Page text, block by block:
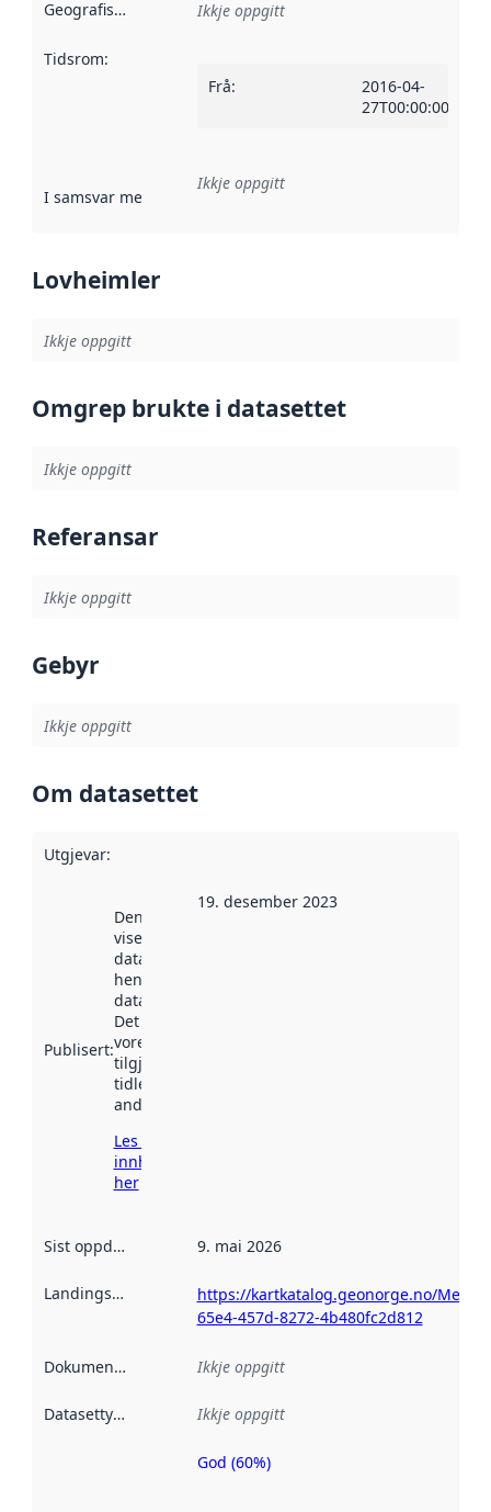
Geografisk område Ikkje oppgitt
Tidsrom:
Frå:
2016-04-
27T00:00:00Z
I samsvar med Referanse til ei implementeringsregel eller
Ikkje oppgitt
Lovheimler
Ikkje oppgitt
Omgrep brukte i datasettet
Ikkje oppgitt
Referansar
Ikkje oppgitt
Gebyr
Ikkje oppgitt
Om datasettet
Utgjevar:
Publisert:
Denne datoen
viser når
datasettet vart
henta inn av
data.norge.no.
Det kan ha
vore
tilgjengeleg
tidlegare
andre stader.
Les meir om
innhenting
her
19. desember 2023
Sist oppdatert 9. mai 2026
Landingsside
https://kartkatalog.geonorge.no/
65e4-457d-8272-4b480fc2d812
Dokumentasjon Ikkje oppgitt
Datasettype Ikkje oppgitt
Metadatakvalitet
God (60%)